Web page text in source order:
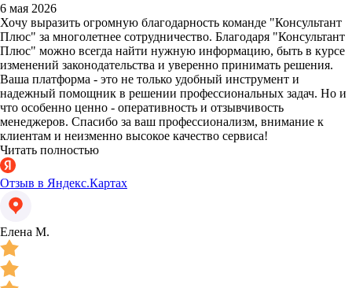
6 мая 2026
Хочу выразить огромную благодарность команде "Консультант
Плюс" за многолетнее сотрудничество. Благодаря "Консультант
Плюс" можно всегда найти нужную информацию, быть в курсе
изменений законодательства и уверенно принимать решения.
Ваша платформа - это не только удобный инструмент и
надежный помощник в решении профессиональных задач. Но и
что особенно ценно - оперативность и отзывчивость
менеджеров. Спасибо за ваш профессионализм, внимание к
клиентам и неизменно высокое качество сервиса!
Читать полностью
Отзыв в Яндекс.Картах
Елена М.